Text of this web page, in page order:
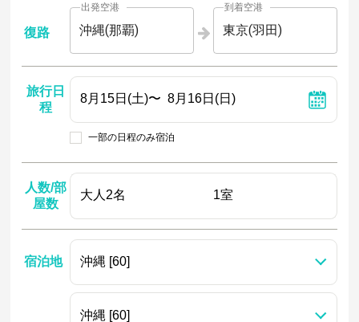
復路
出発空港
沖縄(那覇)
到着空港
東京(羽田)
旅行日
程
一部の日程のみ宿泊
人数/部
屋数
宿泊地